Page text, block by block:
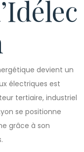
devient un
électriques est
tertiaire, industriel
se positionne
grâce à son